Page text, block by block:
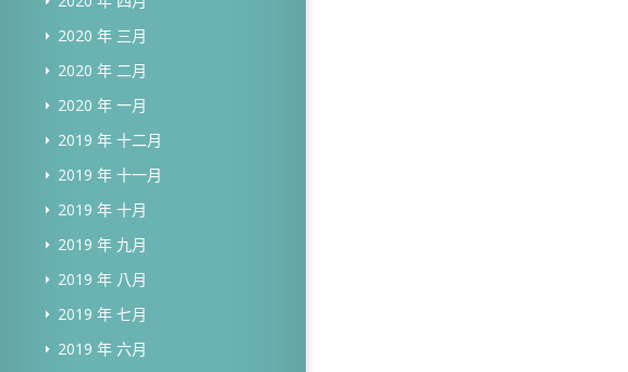
2020 年 三月
2020 年 二月
2020 年 一月
2019 年 十二月
2019 年 十一月
2019 年 十月
2019 年 九月
2019 年 八月
2019 年 七月
2019 年 六月